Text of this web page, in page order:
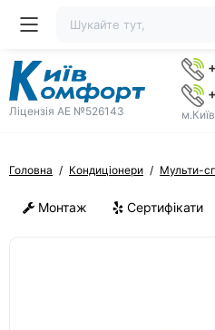
Ліцензія AE №526143
Головна Кондиціонери Мульти-
Монтаж Сертифікати